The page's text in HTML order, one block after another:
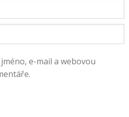
e-mail a webovou